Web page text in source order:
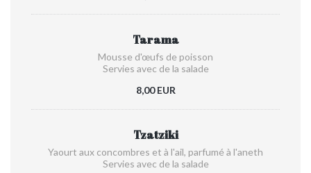
Tarama
Mousse d'œufs de poisson
Servies avec de la salade
8,00 EUR
Tzatziki
Yaourt aux concombres et à l'ail, parfumé à l'aneth
Servies avec de la salade